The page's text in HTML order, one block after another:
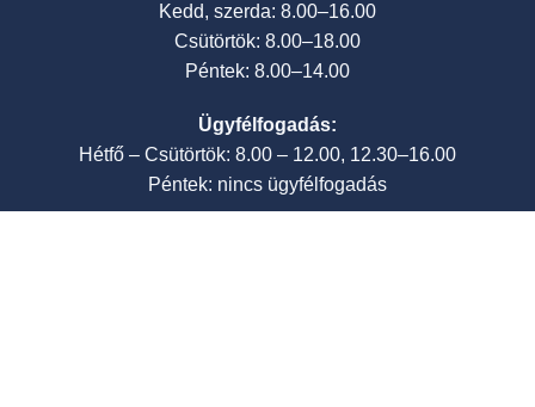
Kedd, szerda: 8.00–16.00
Csütörtök: 8.00–18.00
Péntek: 8.00–14.00
Ügyfélfogadás:
Hétfő – Csütörtök: 8.00 – 12.00, 12.30–16.00
Péntek: nincs ügyfélfogadás